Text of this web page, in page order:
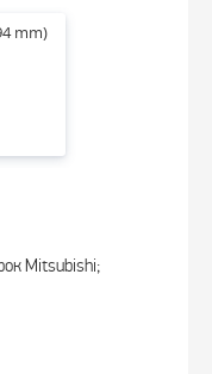
mm)
Mitsubishi;